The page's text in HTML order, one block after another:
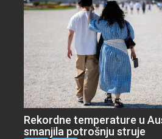
Rekordne temperature u
smanjila potrošnju struje